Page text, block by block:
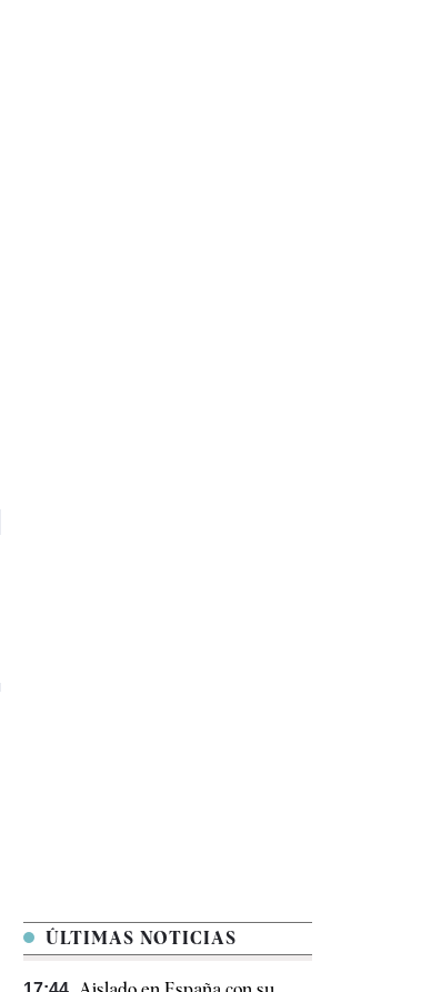
ÚLTIMAS NOTICIAS